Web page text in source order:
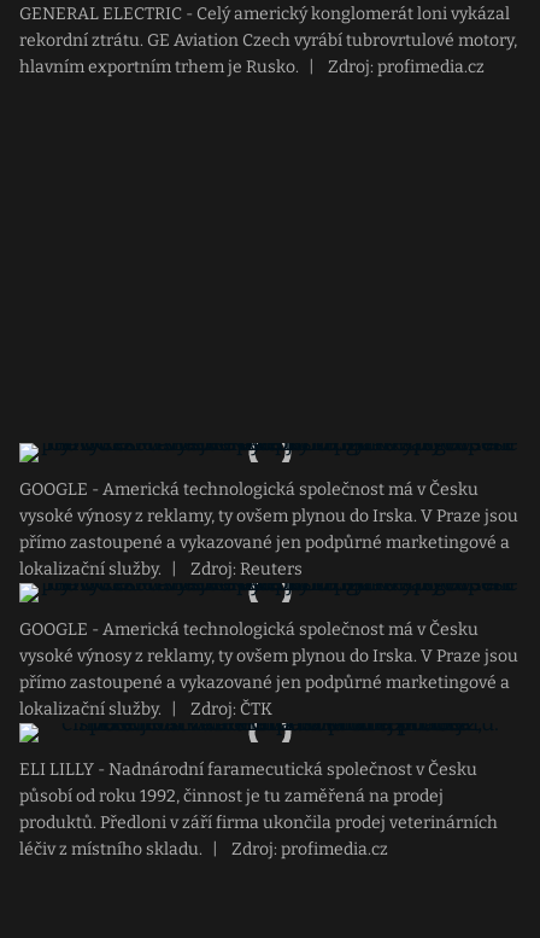
GENERAL ELECTRIC - Celý americký konglomerát loni vykázal
rekordní ztrátu. GE Aviation Czech vyrábí tubrovrtulové motory,
hlavním exportním trhem je Rusko.
Zdroj: profimedia.cz
GOOGLE - Americká technologická společnost má v Česku
vysoké výnosy z reklamy, ty ovšem plynou do Irska. V Praze jsou
přímo zastoupené a vykazované jen podpůrné marketingové a
lokalizační služby.
Zdroj: Reuters
GOOGLE - Americká technologická společnost má v Česku
vysoké výnosy z reklamy, ty ovšem plynou do Irska. V Praze jsou
přímo zastoupené a vykazované jen podpůrné marketingové a
lokalizační služby.
Zdroj: ČTK
ELI LILLY - Nadnárodní faramecutická společnost v Česku
působí od roku 1992, činnost je tu zaměřená na prodej
produktů. Předloni v září firma ukončila prodej veterinárních
léčiv z místního skladu.
Zdroj: profimedia.cz